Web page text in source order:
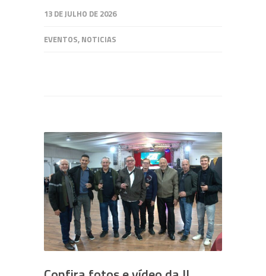
13 DE JULHO DE 2026
EVENTOS, NOTICIAS